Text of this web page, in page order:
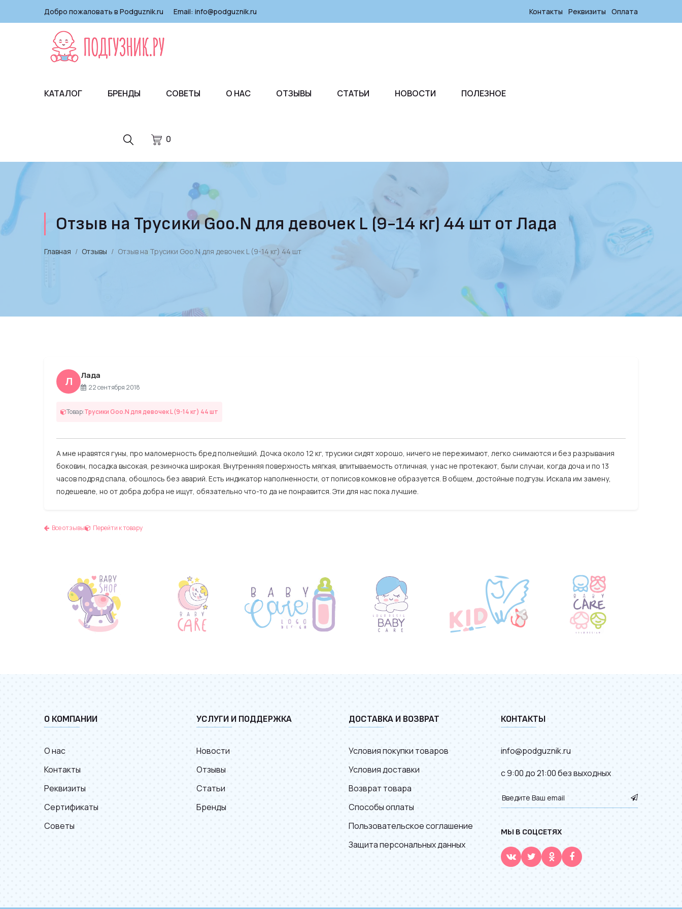
Добро пожаловать в Podguznik.ru Email: info@podguznik.ru Контакты Реквизиты Оплата
0
КАТАЛОГ БРЕНДЫ СОВЕТЫ О НАС ОТЗЫВЫ СТАТЬИ НОВОСТИ ПОЛЕЗНОЕ
Отзыв на Трусики Goo.N для девочек L (9-14 кг) 44 шт от Лада
Главная Отзывы Отзыв на Трусики Goo.N для девочек L (9-14 кг) 44 шт
Л Лада
22 сентября 2018
Товар:Трусики Goo.N для девочек L (9-14 кг) 44 шт
А мне нравятся гуны, про маломерность бред полнейший. Дочка около 12 кг, трусики сидят хорошо, ничего не пережимают, легко снимаются и без разрывания
боковин, посадка высокая, резиночка широкая. Внутренняя поверхность мягкая, впитываемость отличная, у нас не протекают, были случаи, когда доча и по 13
часов подряд спала, обошлось без аварий. Есть индикатор наполненности, от пописов комков не образуется. В общем, достойные подгузы. Искала им замену,
подешевле, но от добра добра не ищут, обязательно что-то да не понравится. Эти для нас пока лучшие.
Все отзывы Перейти к товару
О КОМПАНИИ
О нас
Контакты
Реквизиты
Сертификаты
Советы
УСЛУГИ И ПОДДЕРЖКА
Новости
Отзывы
Статьи
Бренды
ДОСТАВКА И ВОЗВРАТ
Условия покупки товаров
Условия доставки
Возврат товара
Способы оплаты
Пользовательское соглашение
Защита персональных данных
КОНТАКТЫ
info@podguznik.ru
с 9:00 до 21:00 без выходных
МЫ В СОЦСЕТЯХ